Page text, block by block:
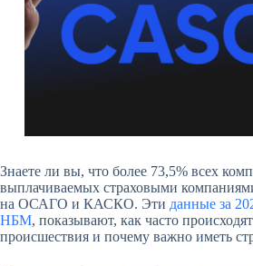
Знаете ли вы, что более 73,5% всех
выплачиваемых страховыми
на ОСАГО и КАСКО. Эти данные за
НБМ, показывают, как часто
происшествия и почему важно иметь